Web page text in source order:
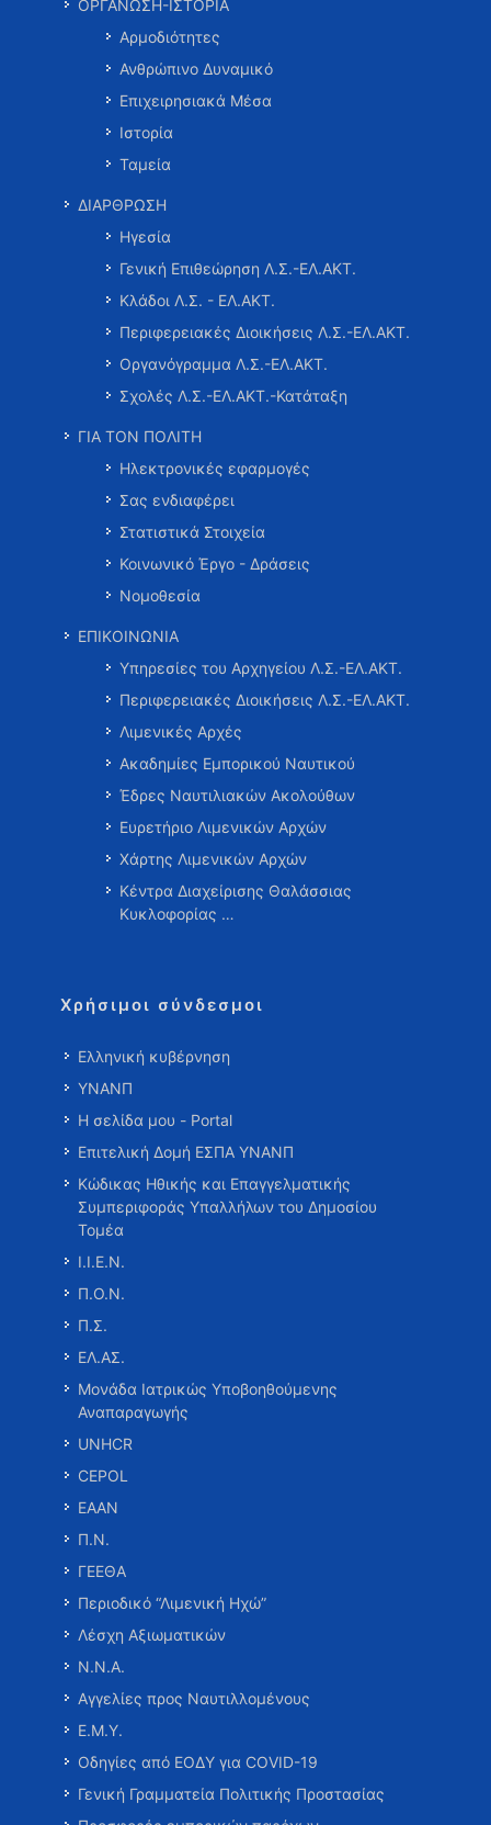
ΟΡΓΑΝΩΣΗ-ΙΣΤΟΡΙΑ
Αρμοδιότητες
Ανθρώπινο Δυναμικό
Επιχειρησιακά Μέσα
Ιστορία
Ταμεία
ΔΙΑΡΘΡΩΣΗ
Ηγεσία
Γενική Επιθεώρηση Λ.Σ.-ΕΛ.ΑΚΤ.
Κλάδοι Λ.Σ. - ΕΛ.ΑΚΤ.
Περιφερειακές Διοικήσεις Λ.Σ.-ΕΛ.ΑΚΤ.
Οργανόγραμμα Λ.Σ.-ΕΛ.ΑΚΤ.
Σχολές Λ.Σ.-ΕΛ.ΑΚΤ.-Κατάταξη
ΓΙΑ ΤΟΝ ΠΟΛΙΤΗ
Ηλεκτρονικές εφαρμογές
Σας ενδιαφέρει
Στατιστικά Στοιχεία
Κοινωνικό Έργο - Δράσεις
Νομοθεσία
ΕΠΙΚΟΙΝΩΝΙΑ
Υπηρεσίες του Αρχηγείου Λ.Σ.-ΕΛ.ΑΚΤ.
Περιφερειακές Διοικήσεις Λ.Σ.-ΕΛ.ΑΚΤ.
Λιμενικές Αρχές
Ακαδημίες Εμπορικού Ναυτικού
Έδρες Ναυτιλιακών Ακολούθων
Ευρετήριο Λιμενικών Αρχών
Χάρτης Λιμενικών Αρχών
Κέντρα Διαχείρισης Θαλάσσιας
Κυκλοφορίας …
Χρήσιμοι σύνδεσμοι
Ελληνική κυβέρνηση
ΥΝΑΝΠ
Η σελίδα μου - Portal
Επιτελική Δομή ΕΣΠΑ ΥΝΑΝΠ
Κώδικας Ηθικής και Επαγγελματικής
Συμπεριφοράς Υπαλλήλων του Δημοσίου
Τομέα
Ι.Ι.Ε.Ν.
Π.Ο.Ν.
Π.Σ.
ΕΛ.ΑΣ.
Μονάδα Ιατρικώς Υποβοηθούμενης
Αναπαραγωγής
UNHCR
CEPOL
ΕΑΑΝ
Π.Ν.
ΓΕΕΘΑ
Περιοδικό “Λιμενική Ηχώ”
Λέσχη Αξιωματικών
Ν.Ν.Α.
Αγγελίες προς Ναυτιλλομένους
Ε.Μ.Υ.
Οδηγίες από ΕΟΔΥ για COVID-19
Γενική Γραμματεία Πολιτικής Προστασίας